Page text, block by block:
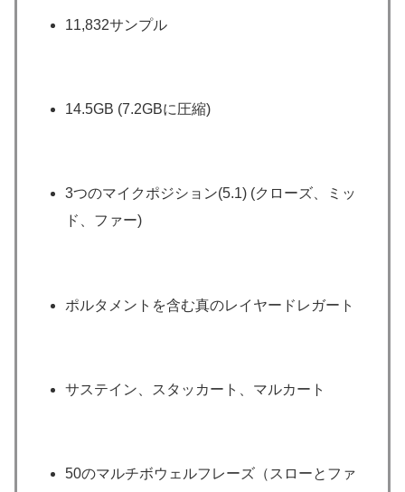
11,832サンプル
14.5GB (7.2GBに圧縮)
3つのマイクポジション(5.1) (クローズ、ミッ
ド、ファー)
ポルタメントを含む真のレイヤードレガート
サステイン、スタッカート、マルカート
50のマルチボウェルフレーズ（スローとファ